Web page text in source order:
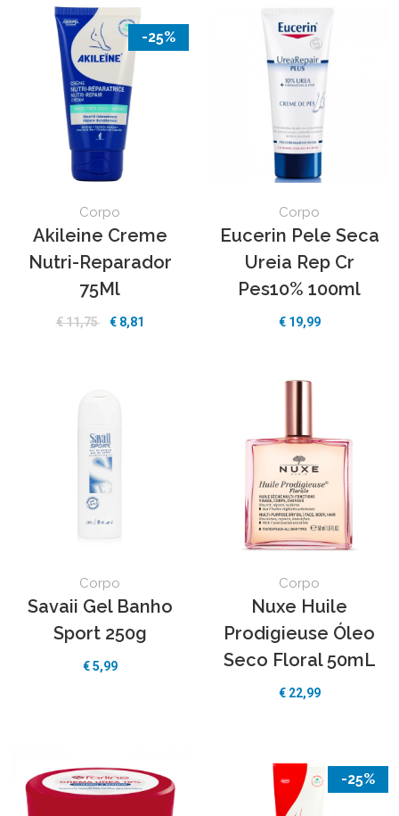
-25%
Corpo
Akileine Creme
Nutri-Reparador
75Ml
€11,75 € 8,81
Corpo
Eucerin Pele Seca
Ureia Rep Cr
Pes10% 100ml
€ 19,99
Corpo
Savaii Gel Banho
Sport 250g
€5,99
Corpo
Nuxe Huile
Prodigieuse Óleo
Seco Floral 50mL
€ 22,99
-25%